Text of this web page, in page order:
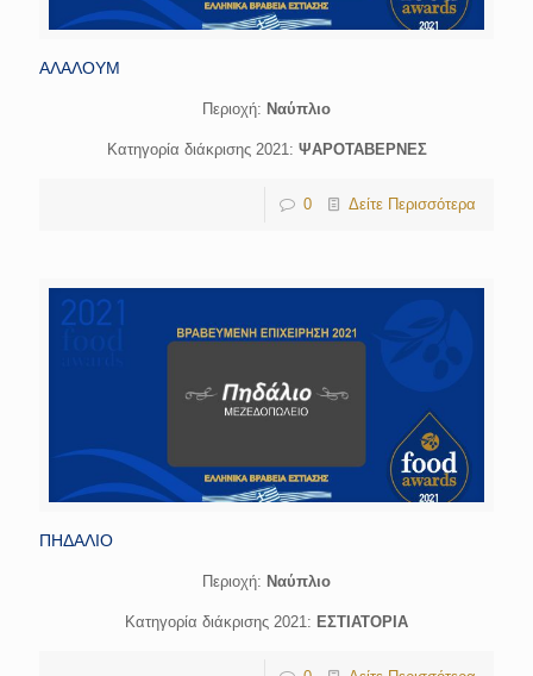
ΑΛΑΛΟΥΜ
Περιοχή: Ναύπλιο
Κατηγορία διάκρισης 2021: ΨΑΡΟΤΑΒΕΡΝΕΣ
0 Δείτε Περισσότερα
ΠΗΔΑΛΙΟ
Περιοχή: Ναύπλιο
Κατηγορία διάκρισης 2021: ΕΣΤΙΑΤΟΡΙΑ